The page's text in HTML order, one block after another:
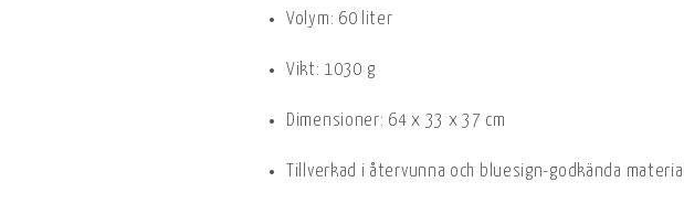
Volym: 60 liter
Vikt: 1030 g
Dimensioner: 64 x 33 x 37 cm
Tillverkad i återvunna och bluesign-godkända material